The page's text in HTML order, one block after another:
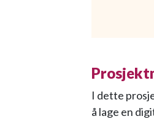
I dette
å lage en